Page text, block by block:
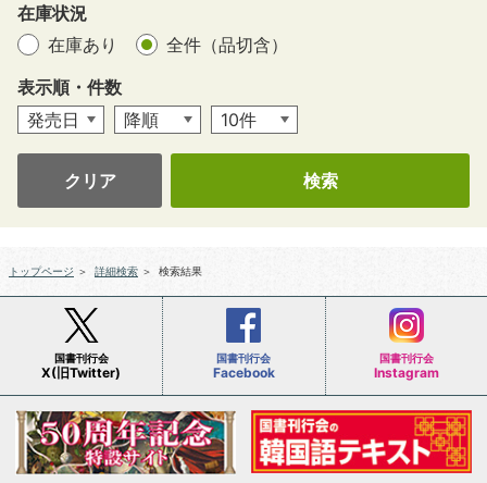
在庫状況
在庫あり
全件（品切含）
表示順・件数
クリア
トップページ ＞ 詳細検索 ＞ 検索結果
国書刊行会
X(旧Twitter)
国書刊行会
Facebook
国書刊行会
Instagram